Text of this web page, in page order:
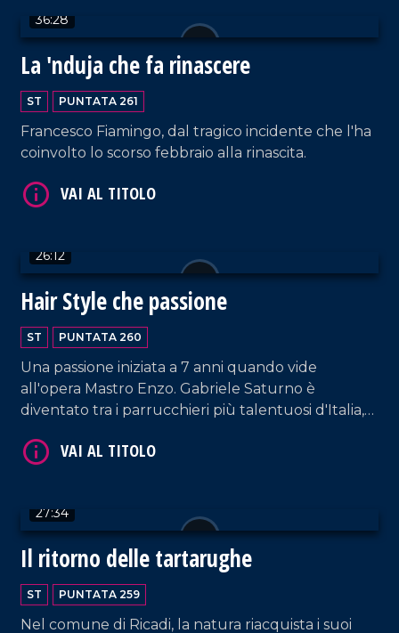
36:28
La 'nduja che fa rinascere
ST PUNTATA 261
Francesco Fiamingo, dal tragico incidente che l'ha
coinvolto lo scorso febbraio alla rinascita.
26:12
Hair Style che passione
ST PUNTATA 260
Una passione iniziata a 7 anni quando vide
all'opera Mastro Enzo. Gabriele Saturno è
diventato tra i parrucchieri più talentuosi d'Italia,
nazionali e trasformando così la sua passione in
27:34
Il ritorno delle tartarughe
ST PUNTATA 259
Nel comune di Ricadi, la natura riacquista i suoi
VAI AL TITOLO
VAI AL TITOLO